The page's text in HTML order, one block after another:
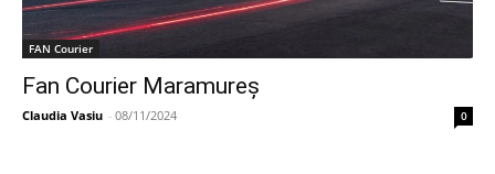
FAN Courier
Fan Courier Maramureș
Claudia Vasiu - 08/11/2024 0